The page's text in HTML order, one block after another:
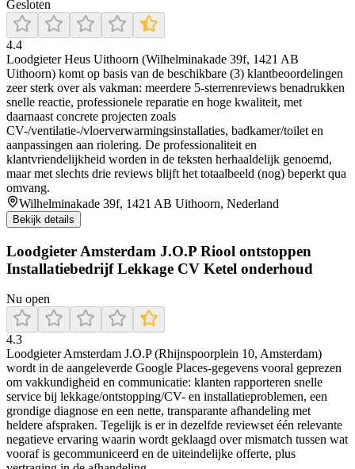
Gesloten
4.4
Loodgieter Heus Uithoorn (Wilhelminakade 39f, 1421 AB
Uithoorn) komt op basis van de beschikbare (3) klantbeoordelingen
zeer sterk over als vakman: meerdere 5-sterrenreviews benadrukken
snelle reactie, professionele reparatie en hoge kwaliteit, met
daarnaast concrete projecten zoals
CV-/ventilatie-/vloerverwarmingsinstallaties, badkamer/toilet en
aanpassingen aan riolering. De professionaliteit en
klantvriendelijkheid worden in de teksten herhaaldelijk genoemd,
maar met slechts drie reviews blijft het totaalbeeld (nog) beperkt qua
omvang.
Wilhelminakade 39f, 1421 AB Uithoorn, Nederland
Bekijk details
Loodgieter Amsterdam J.O.P Riool ontstoppen
Installatiebedrijf Lekkage CV Ketel onderhoud
Nu open
4.3
Loodgieter Amsterdam J.O.P (Rhijnspoorplein 10, Amsterdam)
wordt in de aangeleverde Google Places-gegevens vooral geprezen
om vakkundigheid en communicatie: klanten rapporteren snelle
service bij lekkage/ontstopping/CV- en installatieproblemen, een
grondige diagnose en een nette, transparante afhandeling met
heldere afspraken. Tegelijk is er in dezelfde reviewset één relevante
negatieve ervaring waarin wordt geklaagd over mismatch tussen wat
vooraf is gecommuniceerd en de uiteindelijke offerte, plus